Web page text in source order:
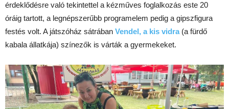
érdeklődésre való tekintettel a kézműves foglalkozás este 20
óráig tartott, a legnépszerűbb programelem pedig a gipszfigura
festés volt. A játszóház sátrában Vendel, a kis vidra(a fürdő
kabala állatkája) színezők is várták a gyermekeket.